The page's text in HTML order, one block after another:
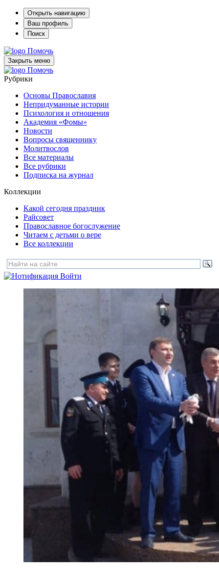
Открыть навигацию
Ваш профиль
Поиск
Помочь
Закрыть меню
Помочь
Рубрики
Основы Православия
Непридуманные истории
Психология и отношения
Академия «Фомы»
Новости
Вопросы священнику
Молитвослов
Все материалы
Все рубрики
Подписка на журнал
Коллекции
Какой сегодня праздник
Райсовет
Православное богослужение
Читаем с детьми о вере
Все коллекции
Войти